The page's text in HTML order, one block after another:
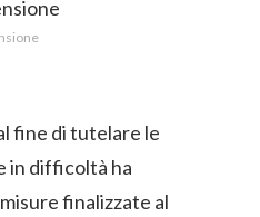
fine di tutelare le
in difficoltà ha
finalizzate al